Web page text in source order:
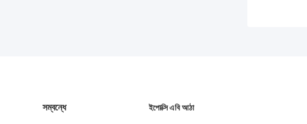
সম্বন্ধে ইপোক্সি এবি আঠা